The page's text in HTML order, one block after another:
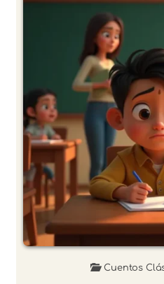
Cuentos